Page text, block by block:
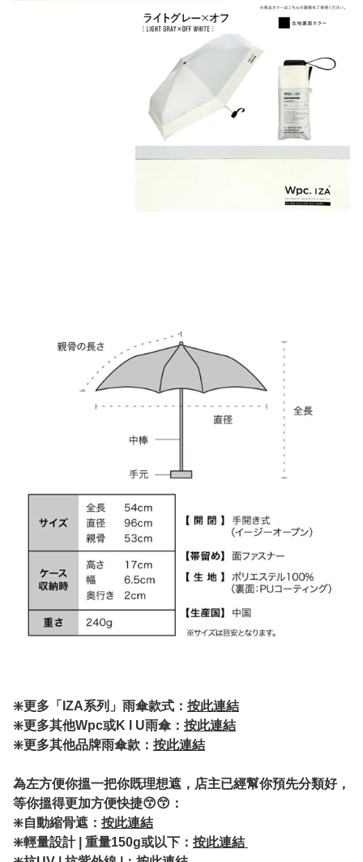
❇️更多「IZA系列」雨傘款式： 按此連結
❇️更多其他Wpc或K I U雨傘： 按此連結
❇️更多其他品牌雨傘款： 按此連結
為左方便你搵一把你既理想遮，店主已經幫你預先分類好，
等你搵得更加方便快捷😙😙：
❇️自動縮骨遮： 按此連結
❇️輕量設計 | 重量150g或以下： 按此連結